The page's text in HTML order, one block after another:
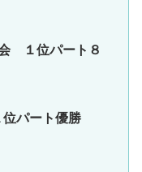
１位パート８
パート優勝